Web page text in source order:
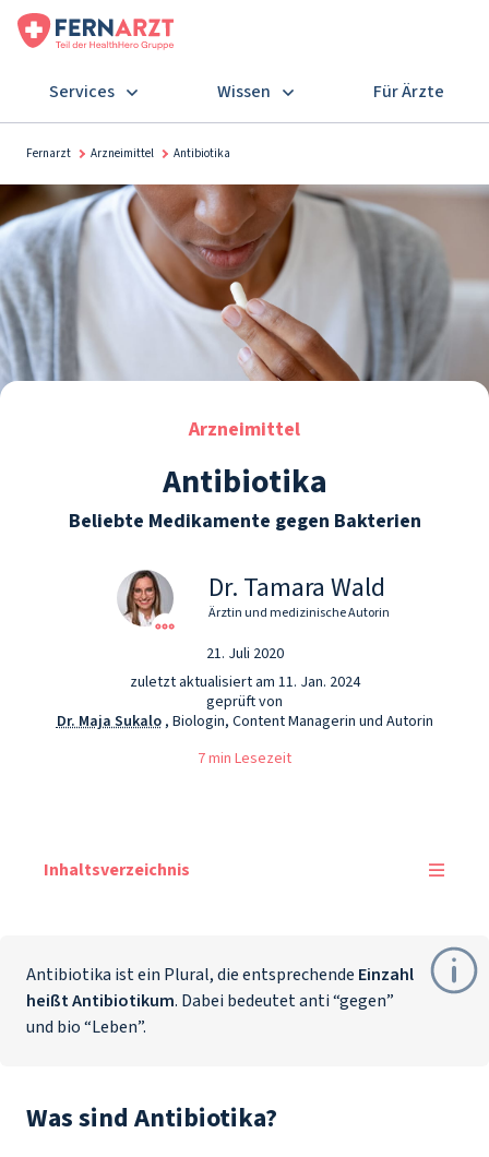
Services Wissen Für Ärzte
Fernarzt Arzneimittel Antibiotika
Arzneimittel
Antibiotika
Beliebte Medikamente gegen Bakterien
Dr. Tamara Wald
Ärztin und medizinische Autorin
21. Juli 2020
zuletzt aktualisiert am 11. Jan. 2024
geprüft von
Dr. Maja Sukalo, Biologin, Content Managerin und Autorin
7 min Lesezeit
Inhaltsverzeichnis
Antibiotika ist ein Plural, die entsprechende Einzahl
heißt Antibiotikum. Dabei bedeutet anti “gegen”
und bio “Leben”.
Was sind Antibiotika?